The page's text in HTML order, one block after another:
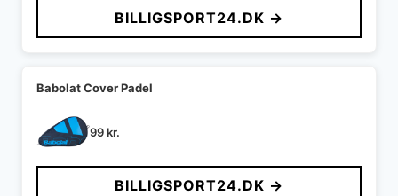
BILLIGSPORT24.DK →
Babolat Cover Padel
99kr.
BILLIGSPORT24.DK →